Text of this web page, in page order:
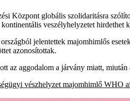
Központ globális szolidaritásra
veszélyhelyzetet hirdethet
jelentettek majomhimlős
azonosítottak.
az aggodalom a járvány miatt,
vészhelyzet majomhimlő WHO